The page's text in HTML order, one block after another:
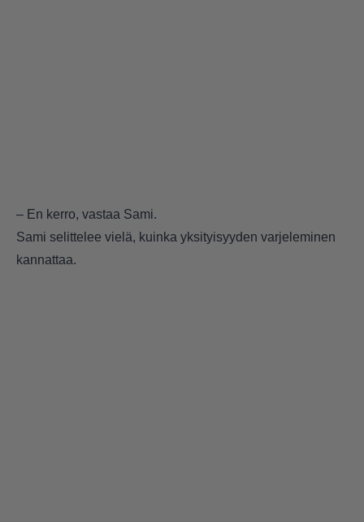
– En kerro, vastaa Sami.
Sami selittelee vielä, kuinka yksityisyyden varjeleminen
kannattaa.